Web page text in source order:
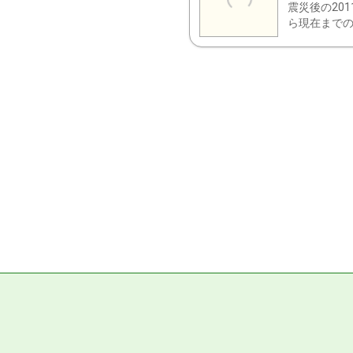
震災後の
ら現在まで